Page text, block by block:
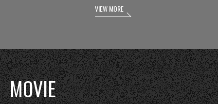
VIEW MORE
MOVIE